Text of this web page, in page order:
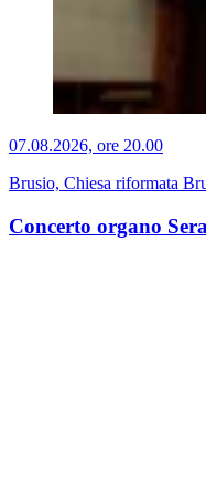
07.08.2026, ore 20.00
Brusio, Chiesa riformata
Concerto organo